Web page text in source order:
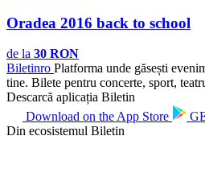
Oradea 2016 back to school
de la 30 RON
Biletinro Platforma unde găsești
tine. Bilete pentru concerte, sport,
Descarcă aplicația Biletin
Download on the App Store
Din ecosistemul Biletin